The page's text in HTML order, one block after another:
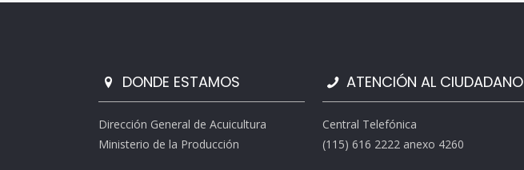
DONDE ESTAMOS
Dirección General de Acuicultura
Ministerio de la Producción
ATENCIÓN AL CIUDADANO
Central Telefónica
(115) 616 2222 anexo 4260